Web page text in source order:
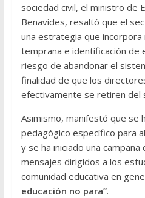
sociedad civil, el ministro de
Benavides, resaltó que el
una estrategia que
temprana e identificación de
riesgo de abandonar el
finalidad de que los
efectivamente se retiren del
Asimismo, manifestó que se
pedagógico específico para
y se ha iniciado una campaña
mensajes dirigidos a los
comunidad educativa en
educación no para”.